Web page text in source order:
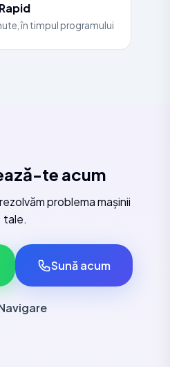
în timpul programului
te acum
problema mașinii
tale.
Sună acum